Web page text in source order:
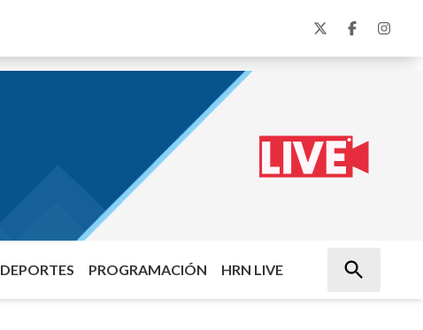
DEPORTES PROGRAMACIÓN HRN LIVE